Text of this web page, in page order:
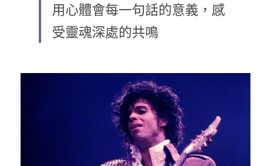
用心體會每一句話的意義，感
受靈魂深處的共鳴